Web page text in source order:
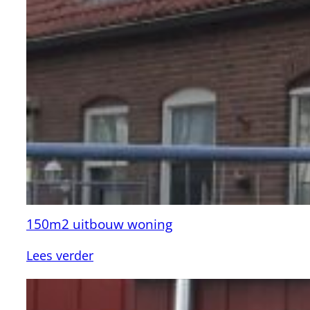
45m2
+
te
Houten
150m2 uitbouw woning
Lees verder:
150m2